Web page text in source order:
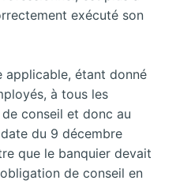
exécuté son
applicable, étant donné
à tous les
conseil et donc au
du 9 décembre
que le banquier devait
de conseil en